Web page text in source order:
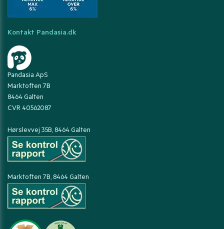
Kontakt Pandasia.dk
Pandasia ApS
Marktoften 7B
8464 Galten
CVR 40562087
Hørslevvej 35B, 8464 Galten
Marktoften 7B, 8464 Galten